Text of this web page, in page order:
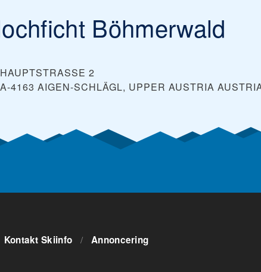
Böhmerwald
HAUPTSTRASSE 2
A-4163 AIGEN-SCHLÄGL, UPPER AUSTRIA
Kontakt Skiinfo / Annoncering